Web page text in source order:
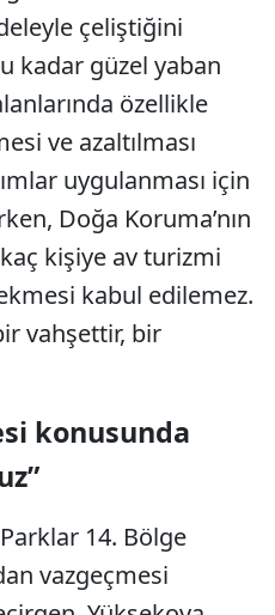
çeliştiğini
kadar güzel yaban
özellikle
ve azaltılması
uygulanması için
Doğa Koruma’nın
kişiye av turizmi
kabul edilemez.
vahşettir, bir
konusunda
14. Bölge
vazgeçmesi